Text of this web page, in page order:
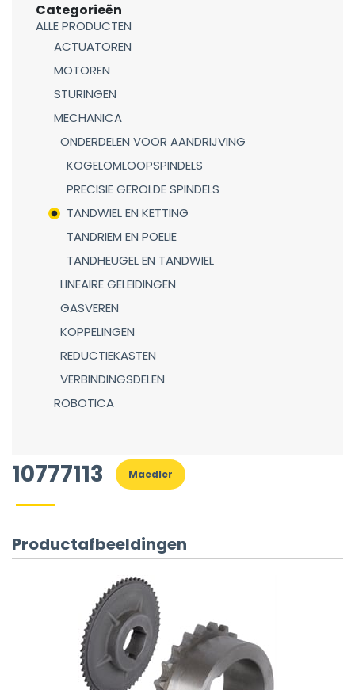
Categorieën
ALLE PRODUCTEN
ACTUATOREN
MOTOREN
STURINGEN
MECHANICA
ONDERDELEN VOOR AANDRIJVING
KOGELOMLOOPSPINDELS
PRECISIE GEROLDE SPINDELS
TANDWIEL EN KETTING
TANDRIEM EN POELIE
TANDHEUGEL EN TANDWIEL
LINEAIRE GELEIDINGEN
GASVEREN
KOPPELINGEN
REDUCTIEKASTEN
VERBINDINGSDELEN
ROBOTICA
10777113 Maedler
Productafbeeldingen